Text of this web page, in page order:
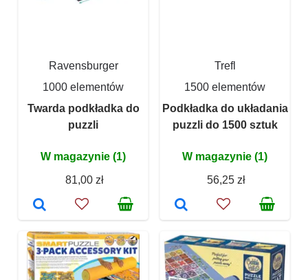
Ravensburger
1000 elementów
Twarda podkładka do
puzzli
W magazynie (1)
81,00 zł
Trefl
1500 elementów
Podkładka do układania
puzzli do 1500 sztuk
W magazynie (1)
56,25 zł